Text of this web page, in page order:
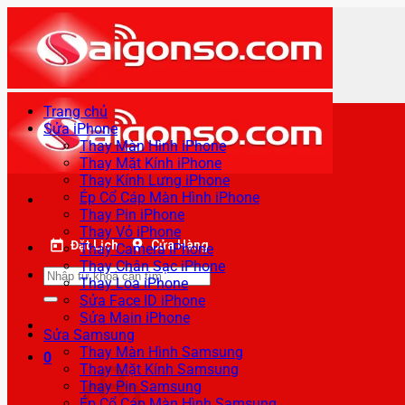
qua
nội
dung
Đặt Lịch Cửa Hàng
Tìm
kiếm:
0
Trang chủ
Sửa iPhone
Thay Màn Hình iPhone
Thay Mặt Kính iPhone
Thay Kính Lưng iPhone
Ép Cổ Cáp Màn Hình iPhone
Thay Pin iPhone
Thay Vỏ iPhone
Thay Camera iPhone
Thay Chân Sạc iPhone
Thay Loa iPhone
Sửa Face ID iPhone
Sửa Main iPhone
Sửa Samsung
Thay Màn Hình Samsung
Thay Mặt Kính Samsung
Thay Pin Samsung